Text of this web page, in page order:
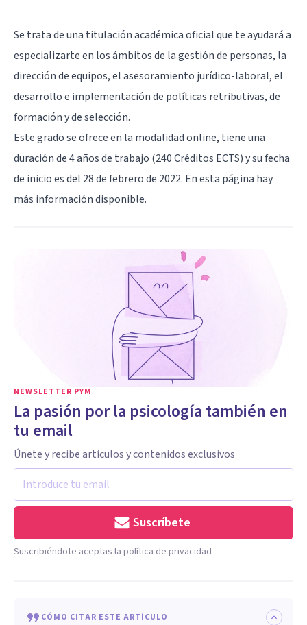
Se trata de una titulación académica oficial que te ayudará a
especializarte en los ámbitos de la gestión de personas, la
dirección de equipos, el asesoramiento jurídico-laboral, el
desarrollo e implementación de políticas retributivas, de
formación y de selección.
Este grado se ofrece en la modalidad online, tiene una
duración de 4 años de trabajo (240 Créditos ECTS) y su fecha
de inicio es del 28 de febrero de 2022. Enesta página hay
más información disponible.
NEWSLETTER PYM
La pasión por la psicología también en
tu email
Únete y recibe artículos y contenidos exclusivos
Suscríbete
Suscribiéndote aceptas la política de privacidad
CÓMO CITAR ESTE ARTÍCULO